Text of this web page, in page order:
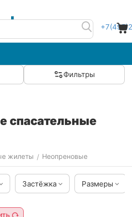
Фильтры
спасательные
жилеты / Неопреновые
Застёжка Размеры